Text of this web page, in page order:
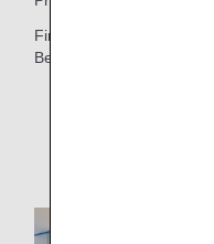
First Class-Passagiere
Betreuungsleistungen